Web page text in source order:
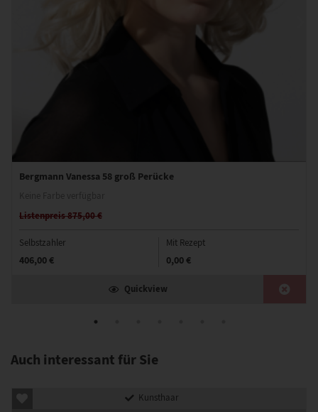
Bergmann Vanessa 58 groß Perücke
Listenpreis 875,00 €
Selbstzahler
406,00 €
Mit Rezept
0,00 €
Quickview
Auch interessant für Sie
Kunsthaar